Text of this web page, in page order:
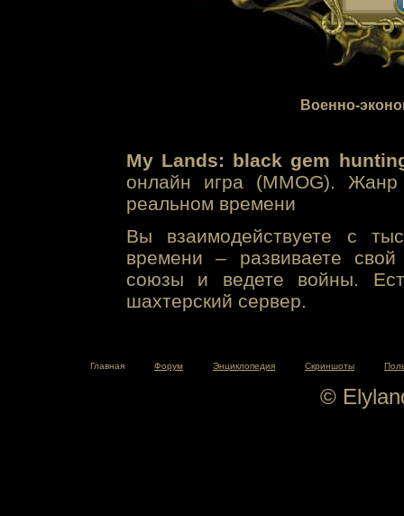
Военно-
My Lands: black gem
онлайн игра (MMOG). Жанр
реальном времени
Вы взаимодействуете с
времени – развиваете свой
союзы и ведете войны.
шахтерский сервер.
Главная Форум Энциклопедия Скриншоты
©